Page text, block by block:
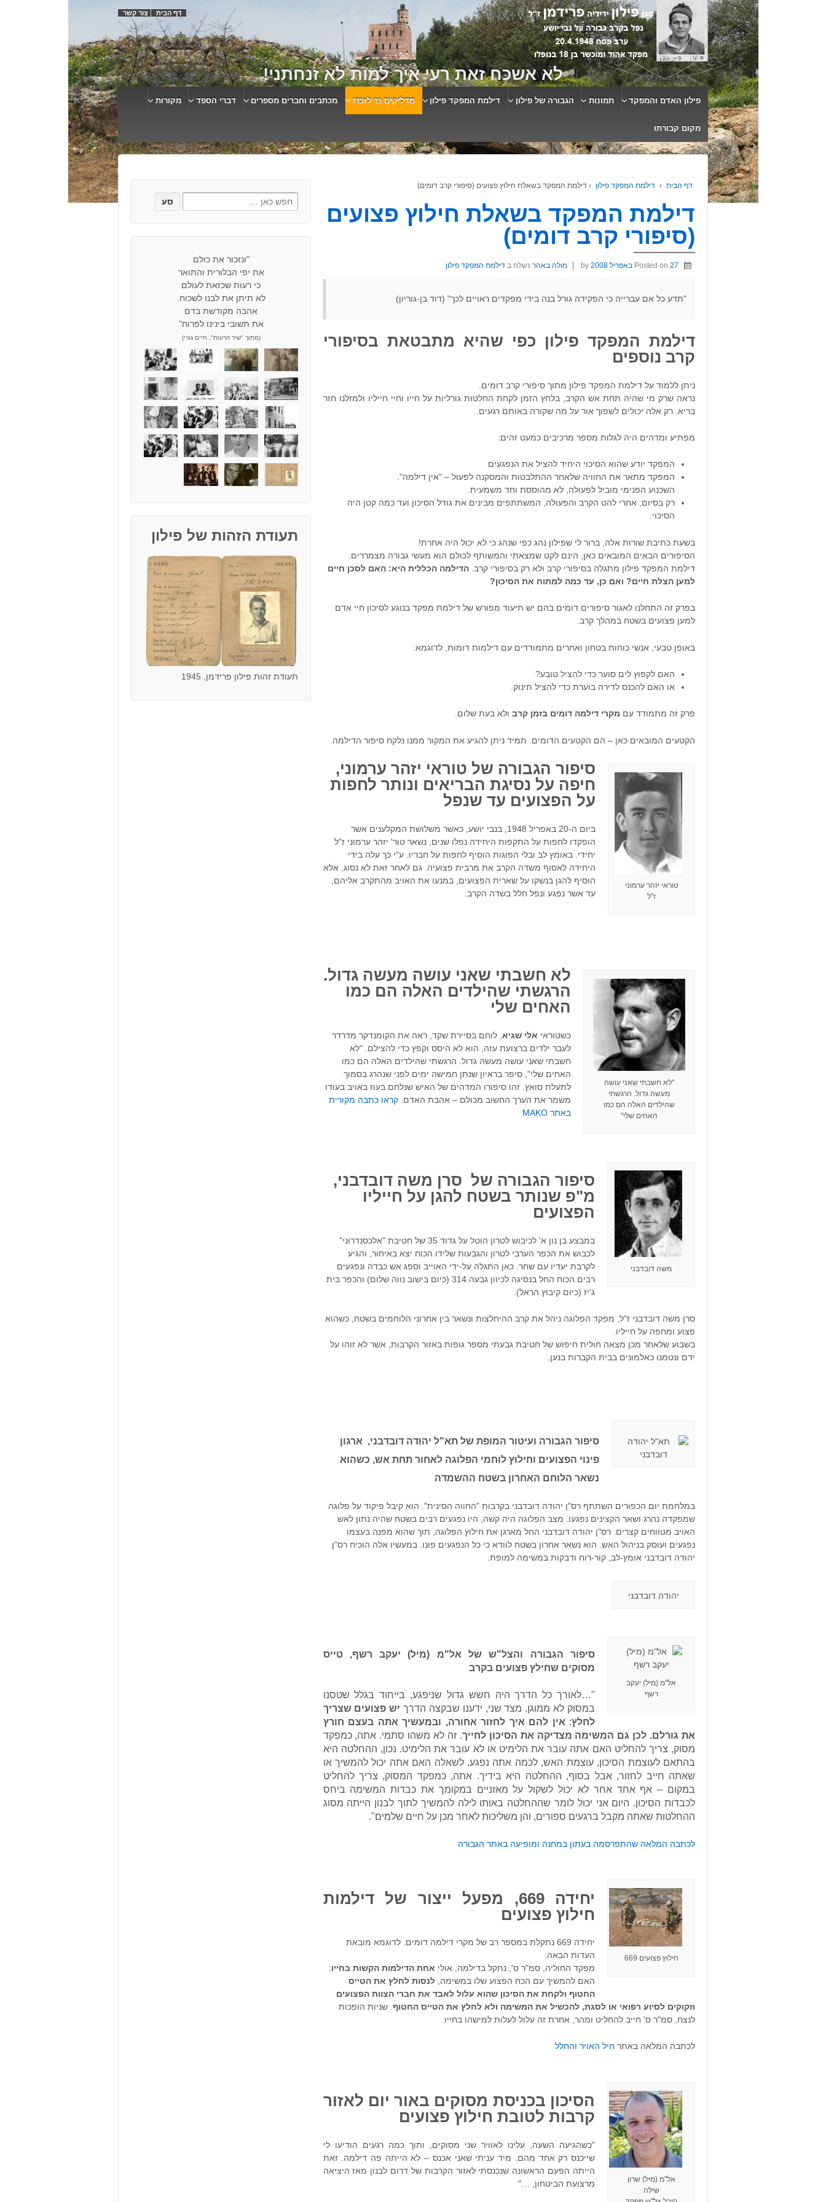
דף הבית צור קשר
לא אשכח זאת רעי איך למות לא זנחתני!
פילון האדם והמפקד תמונות הגבורה של פילון דילמת המפקד פילון מדליקים נר לזכרו מכתבים וחברים מספרים דברי הספד מקורות
מקום קבורתו
דף הבית › דילמת המפקד פילון › דילמת המפקד בשאלת חילוץ פצועים (סיפורי קרב דומים)
דילמת המפקד בשאלת חילוץ פצועים
(סיפורי קרב דומים)
Posted on 27 באפריל 2008 מולה באהר נשלח ב דילמת המפקד פילון
"תדע כל אם עברייה כי הפקידה גורל בנה בידי מפקדים ראויים לכך" (דוד בן-גוריון)
דילמת המפקד פילון כפי שהיא מתבטאת בסיפורי
קרב נוספים
ניתן ללמוד על דילמת המפקד פילון מתוך סיפורי קרב דומים.
נראה שרק מי שהיה תחת אש הקרב, בלחץ הזמן לקחת החלטות גורליות על חייו וחיי חייליו ולמזלנו חזר
בריא. רק אלה יכולים לשפוך אור על מה שקורה באותם רגעים.
מפתיע ומדהים היה לגלות מספר מרכיבים כמעט זהים:
המפקד יודע שהוא הסיכוי היחיד להציל את הנפגעים
המפקד מתאר את החוויה שלאחר ההתלבטות והמסקנה לפעול – "אין דילמה".
השכנוע הפנימי מוביל לפעולה, לא מהוססת וחד משמעית.
רק בסיום, אחרי להט הקרב והפעולה, המשתתפים מבינים את גודל הסיכון ועד כמה קטן היה
הסיכוי.
בשעת כתיבת שורות אלה, ברור לי שפילון נהג כפי שנהג כי לא יכול היה אחרת!
הסיפורים הבאים המובאים כאן, הינם לקט שמצאתי והמשותף לכולם הוא מעשי גבורה מצמררים.
דילמת המפקד פילון מתגלה בסיפורי קרב ולא רק בסיפורי קרב. הדילמה הכללית היא: האם לסכן חיים
למען הצלת חיים? ואם כן, עד כמה למתוח את הסיכון?
בפרק זה התחלנו לאגור סיפורים דומים בהם יש תיעוד מפורש של דילמת מפקד בנוגע לסיכון חיי אדם
למען פצועים בשטח במהלך קרב.
באופן טבעי, אנשי כוחות בטחון ואחרים מתמודדים עם דילמות דומות, לדוגמא:
האם לקפוץ לים סוער כדי להציל טובע?
או האם להכנס לדירה בוערת כדי להציל תינוק.
פרק זה מתמודד עם מקרי דילמה דומים בזמן קרב ולא בעת שלום.
הקטעים המובאים כאן – הם הקטעים הדומים. תמיד ניתן להגיע את המקור ממנו נלקח סיפור הדילמה.
טוראי יזהר ערמוני
ז"ל
סיפור הגבורה של טוראי יזהר ערמוני,
חיפה על נסיגת הבריאים ונותר לחפות
על הפצועים עד שנפל
ביום ה-20 באפריל 1948, בנבי יושע, כאשר משלושת המקלענים אשר
הופקדו לחפות על התקפות היחידה נפלו שנים, נשאר טור' יזהר ערמוני ז"ל
יחידי. באומץ לב ובלי הפוגות הוסיף לחפות על חבריו. ע"י כך עלה בידי
היחידה לאסוף משדה הקרב את מרבית פצועיה. גם לאחר זאת לא נסוג, אלא
הוסיף להגן בנשקו על שארית הפצועים, במנעו את האויב מהתקרב אליהם,
עד אשר נפגע ונפל חלל בשדה הקרב.
"לא חשבתי שאני עושה
מעשה גדול. הרגשתי
שהילדים האלה הם כמו
האחים שלי"
לא חשבתי שאני עושה מעשה גדול.
הרגשתי שהילדים האלה הם כמו
האחים שלי
כשטוראי אלי שגיא , לוחם בסיירת שקד, ראה את הקומנדקר מדרדר
לעבר ילדים ברצועת עזה, הוא לא היסס וקפץ כדי להצילם. "לא
חשבתי שאני עושה מעשה גדול. הרגשתי שהילדים האלה הם כמו
האחים שלי", סיפר בראיון שנתן חמישה ימים לפני שנהרג בסמוך
לתעלת סואץ. זהו סיפורו המדהים של האיש שנלחם בעוז באויב בעודו
משמר את הערך החשוב מכולם – אהבת האדם. קראו כתבה מקורית
באתר MAKO
משה דובדבני
סיפור הגבורה של סרן משה דובדבני,
מ"פ שנותר בשטח להגן על חייליו
הפצועים
במבצע בן נון א' לכיבוש לטרון הוטל על גדוד 35 של חטיבת "אלכסנדרוני"
לכבוש את הכפר הערבי לטרון והגבעות שלידו.הכוח יצא באיחור, והגיע
לקרבת יעדיו עם שחר. כאן התגלה על-ידי האוייב וספג אש כבדה ונפגעים
רבים.הכוח החל בנסיגה לכיוון גבעה 314 (כיום בישוב נווה שלום) והכפר בית
ג'יז (כיום קיבוץ הראל).
סרן משה דובדבני ז"ל, מפקד הפלוגה ניהל את קרב ההיחלצות ונשאר בין אחרוני הלוחמים בשטח, כשהוא
פצוע ומחפה על חייליו.
בשבוע שלאחר מכן מצאה חולית חיפוש של חטיבת גבעתי מספר גופות באזור הקרבות, אשר לא זוהו על
ידם ונטמנו כאלמונים בבית הקברות בנען.
סיפור הגבורה ועיטור המופת של תא"ל יהודה דובדבני, ארגון
פינוי הפצועים וחילוץ לוחמי הפלוגה לאחור תחת אש, כשהוא
נשאר הלוחם האחרון בשטח ההשמדה
במלחמת יום הכפורים השתתף רס"ן יהודה דובדבני בקרבות "החווה הסינית". הוא קיבל פיקוד על פלוגה
שמפקדה נהרג ושאר הקצינים נפגעו. מצב הפלוגה היה קשה, היו נפגעים רבים בשטח שהיה נתון לאש
האויב מטווחים קצרים. רס"ן יהודה דובדבני החל מארגן את חילוץ הפלוגה, תוך שהוא מפנה בעצמו
נפגעים ועוסק בניהול האש. הוא נשאר אחרון בשטח לוודא כי כל הנפגעים פונו. במעשיו אלה הוכיח רס"ן
יהודה דובדבני אומץ-לב, קור-רוח ודבקות במשימה למופת.
יהודה דובדבני
אל"מ (מיל) יעקב
רשף
סיפור הגבורה והצל"ש של אל"מ (מיל) יעקב רשף, טייס
מסוקים שחילץ פצועים בקרב
"…לאורך כל הדרך היה חשש גדול שניפגע, בייחוד בגלל שטסנו
במסוק לא ממוגן. מצד שני, ידענו שבקצה הדרך יש פצועים שצריך
לחלץ: אין להם איך לחזור אחורה, ובמעשיך אתה בעצם חורץ
את גורלם. לכן גם המשימה מצדיקה את הסיכון לחייך. זה לא משהו סתמי. אתה, כמפקד
מסוק, צריך להחליט האם אתה עובר את הלימיט או לא עובר את הלימיט. נכון, ההחלטה היא
בהתאם לעוצמת הסיכון, עוצמת האש, לכמה אתה נפגע, לשאלה האם אתה יכול להמשיך או
שאתה חייב לחזור, אבל בסוף, ההחלטה היא בידיך. אתה, כמפקד המסוק, צריך להחליט
במקום – אף אחד אחר לא יכול לשקול על מאזניים במקומך את כבדות המשימה ביחס
לכבדות הסיכון. היום אני יכול לומר שההחלטה באותו לילה להמשיך לתוך לבנון הייתה מסוג
ההחלטות שאתה מקבל ברגעים ספורים, והן משליכות לאחר מכן על חיים שלמים".
לכתבה המלאה שהתפרסמה בעתון במחנה ומופיעה באתר הגבורה
חילוץ פצועים 669
יחידה 669, מפעל ייצור של דילמות
חילוץ פצועים
יחידה 669 נתקלת במספר רב של מקרי דילמה דומים. לדוגמא מובאת
העדות הבאה:
מפקד החוליה, סמ"ר ס', נתקל בדילמה, אולי אחת הדילמות הקשות בחייו:
האם להמשיך עם הכח הפצוע שלו במשימה, לנסות לחלץ את הטייס
החטוף ולקחת את הסיכון שהוא עלול לאבד את חברי הצוות הפצועים
וזקוקים לסיוע רפואי או לסגת, להכשיל את המשימה ולא לחלץ את הטייס החטוף . שניות הופכות
לנצח, סמ"ר ס' חייב להחליט ומהר, אחרת זה עלול לעלות למישהו בחייו.
לכתבה המלאה באתר חיל האויר והחלל
אל"מ (מיל) שרון
שילה
הסיכון בכניסת מסוקים באור יום לאזור
קרבות לטובת חילוץ פצועים
"כשהגיעה השעה, עלינו לאוויר שני מסוקים, ותוך כמה רגעים הודיעו לי
שייכנס רק אחד מהם. מיד עניתי שאני אכנס – לא הייתה פה דילמה. זאת
הייתה הפעם הראשונה שנכנסתי לאזור הקרבות של דרום לבנון מאז היציאה
מרצועת הביטחון, …"
"ונזכור את כולם
את יפי הבלורית והתואר
כי רעות שכזאת לעולם
לא תיתן את לבנו לשכוח.
אהבה מקודשת בדם
את תשובי בינינו לפרוח"
(מתוך "שיר הרעות", חיים גורי)
תעודת הזהות של פילון
תעודת זהות פילון פרידמן, 1945